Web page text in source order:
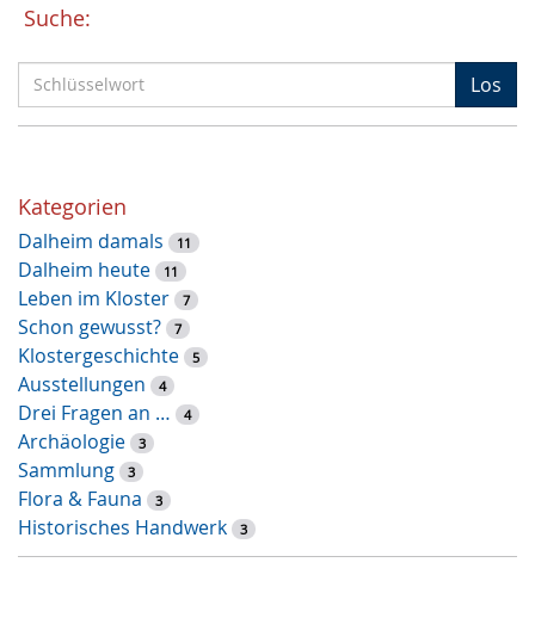
Suche:
c
h
s
s
e
l
w
o
r
t
-
S
u
c
h
Los
Kategorien
Dalheim damals 11
Dalheim heute 11
Leben im Kloster 7
Schon gewusst? 7
Klostergeschichte 5
Ausstellungen 4
Drei Fragen an … 4
Archäologie 3
Sammlung 3
Flora & Fauna 3
Historisches Handwerk 3